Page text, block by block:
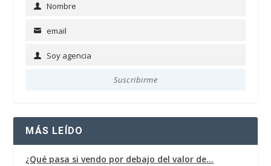
NameNombre
Email email
Soy
Soy agencia
Suscribirme
MÁS LEÍDO
¿Qué pasa si vendo por debajo del valor de…